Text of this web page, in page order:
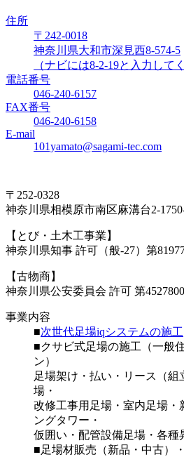
住所
〒242-0018
神奈川県大和市深見西8-574-5
（ナビには8-2-19と入力して
電話番号
046-240-6157
FAX番号
046-240-6158
E-mail
101yamato@sagami-tec.com
〒252-0328
神奈川県相模原市南区麻溝台2-
【とび・土木工事業】
神奈川県知事 許可（般-27）第
【古物商】
神奈川県公安委員会 許可 第
事業内容
■次世代足場iqシステムの施工
■クサビ式足場の施工（一般
ン）
足場架け・払い・リース（組
場・
改修工事用足場・室内足場・
ングタワー・
仮囲い・配管設備足場・各種
■足場材販売（新品・中古）